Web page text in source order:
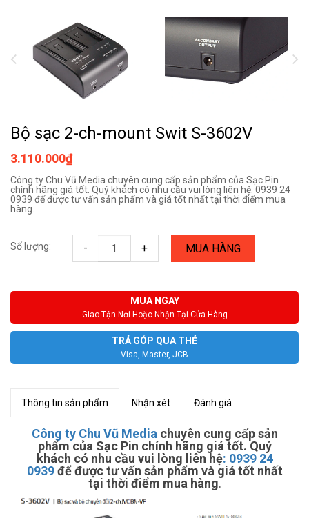
Bộ sạc 2-ch-mount Swit S-3602V
3.110.000₫
Công ty Chu Vũ Media chuyên cung cấp sản phẩm của Sạc Pin
chính hãng giá tốt. Quý khách có nhu cầu vui lòng liên hệ: 0939 24
0939 để được tư vấn sản phẩm và giá tốt nhất tại thời điểm mua
hàng.
Số lượng: - + MUA HÀNG
MUA NGAY
Giao Tận Nơi Hoặc Nhận Tại Cửa Hàng
TRẢ GÓP QUA THẺ
Visa, Master, JCB
Thông tin sản phẩm Nhận xét Đánh giá
Công ty Chu Vũ Media chuyên cung cấp sản
phẩm của Sạc Pin chính hãng giá tốt. Quý
khách có nhu cầu vui lòng liên hệ: 0939 24
0939 để được tư vấn sản phẩm và giá tốt nhất
tại thời điểm mua hàng.